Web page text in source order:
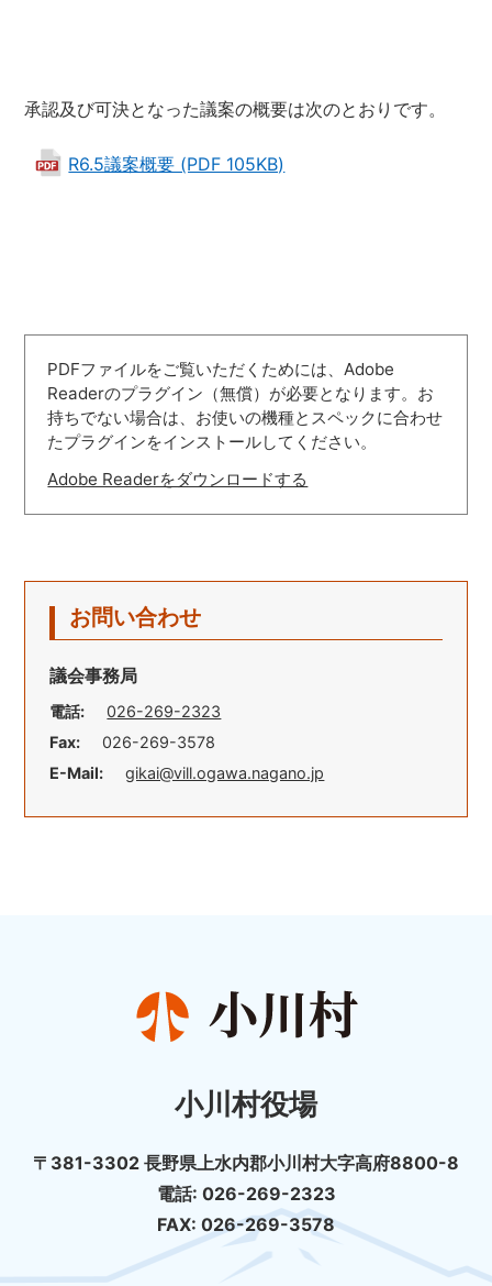
承認及び可決となった議案の概要は次のとおりです。
R6.5議案概要 (PDF 105KB)
PDFファイルをご覧いただくためには、Adobe
Readerのプラグイン（無償）が必要となります。お
持ちでない場合は、お使いの機種とスペックに合わせ
たプラグインをインストールしてください。
Adobe Readerをダウンロードする
お問い合わせ
議会事務局
電話:
026-269-2323
Fax:
026-269-3578
E-Mail:
gikai@vill.ogawa.nagano.jp
小川村役場
〒381-3302 長野県上水内郡小川村大字高府8800-8
電話: 026-269-2323
FAX: 026-269-3578